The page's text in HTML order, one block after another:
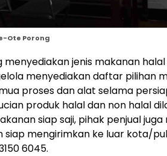
Ote Porong
jenis makanan
menyediakan daftar pilihan
proses dan alat selama
produk halal dan non halal
siap saji, pihak penjual
siap mengirimkan ke luar kota/
6045.